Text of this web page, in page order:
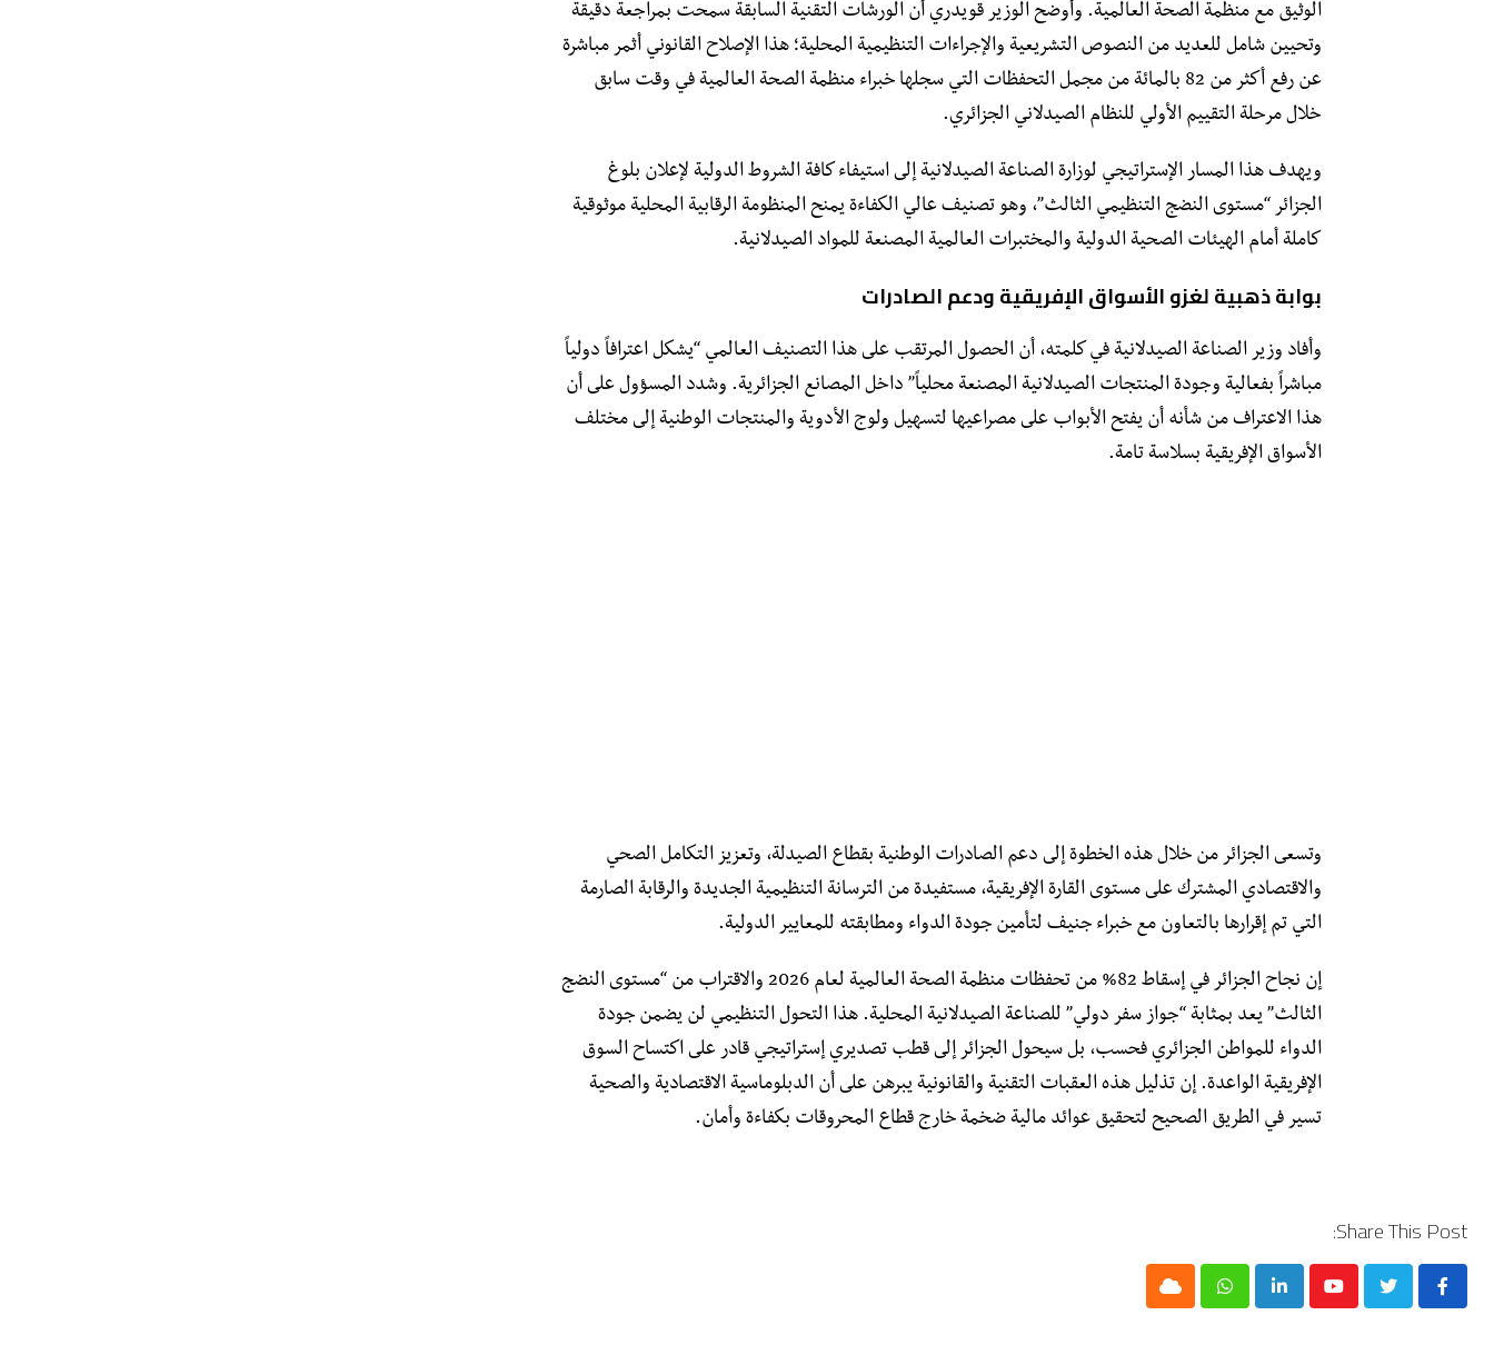
الوثيق مع منظمة الصحة العالمية. وأوضح الوزير قويدري أن الورشات التقنية السابقة سمحت بمراجعة دقيقة
وتحيين شامل للعديد من النصوص التشريعية والإجراءات التنظيمية المحلية؛ هذا الإصلاح القانوني أثمر مباشرة
عن رفع أكثر من 82 بالمائة من مجمل التحفظات التي سجلها خبراء منظمة الصحة العالمية في وقت سابق
خلال مرحلة التقييم الأولي للنظام الصيدلاني الجزائري.
ويهدف هذا المسار الإستراتيجي لوزارة الصناعة الصيدلانية إلى استيفاء كافة الشروط الدولية لإعلان بلوغ
الجزائر “مستوى النضج التنظيمي الثالث”، وهو تصنيف عالي الكفاءة يمنح المنظومة الرقابية المحلية موثوقية
كاملة أمام الهيئات الصحية الدولية والمختبرات العالمية المصنعة للمواد الصيدلانية.
بوابة ذهبية لغزو الأسواق الإفريقية ودعم الصادرات
وأفاد وزير الصناعة الصيدلانية في كلمته، أن الحصول المرتقب على هذا التصنيف العالمي “يشكل اعترافاً دولياً
مباشراً بفعالية وجودة المنتجات الصيدلانية المصنعة محلياً” داخل المصانع الجزائرية. وشدد المسؤول على أن
هذا الاعتراف من شأنه أن يفتح الأبواب على مصراعيها لتسهيل ولوج الأدوية والمنتجات الوطنية إلى مختلف
الأسواق الإفريقية بسلاسة تامة.
وتسعى الجزائر من خلال هذه الخطوة إلى دعم الصادرات الوطنية بقطاع الصيدلة، وتعزيز التكامل الصحي
والاقتصادي المشترك على مستوى القارة الإفريقية، مستفيدة من الترسانة التنظيمية الجديدة والرقابة الصارمة
التي تم إقرارها بالتعاون مع خبراء جنيف لتأمين جودة الدواء ومطابقته للمعايير الدولية.
إن نجاح الجزائر في إسقاط 82% من تحفظات منظمة الصحة العالمية لعام 2026 والاقتراب من “مستوى النضج
الثالث” يعد بمثابة “جواز سفر دولي” للصناعة الصيدلانية المحلية. هذا التحول التنظيمي لن يضمن جودة
الدواء للمواطن الجزائري فحسب، بل سيحول الجزائر إلى قطب تصديري إستراتيجي قادر على اكتساح السوق
الإفريقية الواعدة. إن تذليل هذه العقبات التقنية والقانونية يبرهن على أن الدبلوماسية الاقتصادية والصحية
تسير في الطريق الصحيح لتحقيق عوائد مالية ضخمة خارج قطاع المحروقات بكفاءة وأمان.
Share This Post:
Youtube
LinkedIn
Whatsapp
Cloud